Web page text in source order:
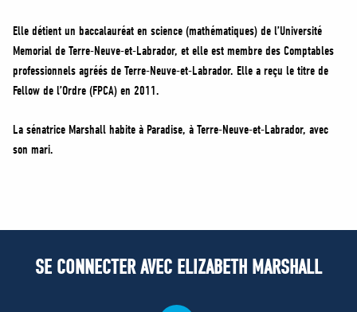
Elle détient un baccalauréat en science (mathématiques) de l’Université
Memorial de Terre-Neuve-et-Labrador, et elle est membre des Comptables
professionnels agréés de Terre-Neuve-et-Labrador. Elle a reçu le titre de
Fellow de l’Ordre (FPCA) en 2011.
La sénatrice Marshall habite à Paradise, à Terre-Neuve-et-Labrador, avec
son mari.
SE CONNECTER AVEC ELIZABETH MARSHALL